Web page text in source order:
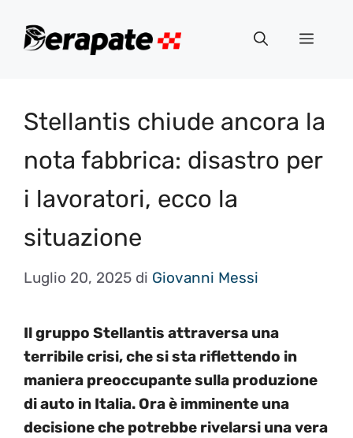
Menu
Stellantis chiude ancora la
nota fabbrica: disastro per
i lavoratori, ecco la
situazione
Luglio 20, 2025 di Giovanni Messi
Il gruppo Stellantis attraversa una
terribile crisi, che si sta riflettendo in
maniera preoccupante sulla produzione
di auto in Italia. Ora è imminente una
decisione che potrebbe rivelarsi una vera